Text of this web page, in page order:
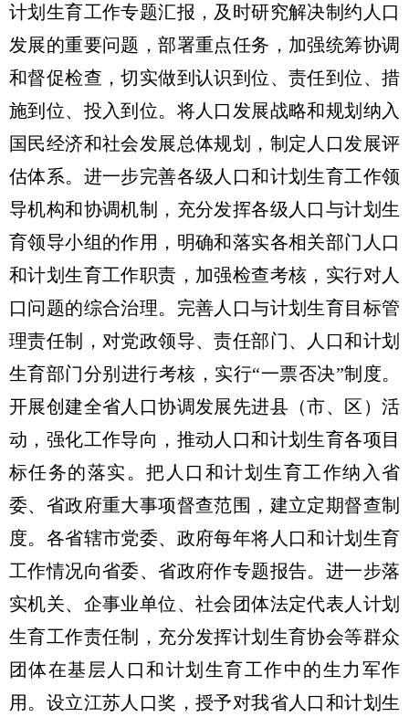
计划生育工作专题汇报，及时研究解决制约人口
发展的重要问题，部署重点任务，加强统筹协调
和督促检查，切实做到认识到位、责任到位、措
施到位、投入到位。将人口发展战略和规划纳入
国民经济和社会发展总体规划，制定人口发展评
估体系。进一步完善各级人口和计划生育工作领
导机构和协调机制，充分发挥各级人口与计划生
育领导小组的作用，明确和落实各相关部门人口
和计划生育工作职责，加强检查考核，实行对人
口问题的综合治理。完善人口与计划生育目标管
理责任制，对党政领导、责任部门、人口和计划
生育部门分别进行考核，实行“一票否决”制度。
开展创建全省人口协调发展先进县（市、区）活
动，强化工作导向，推动人口和计划生育各项目
标任务的落实。把人口和计划生育工作纳入省
委、省政府重大事项督查范围，建立定期督查制
度。各省辖市党委、政府每年将人口和计划生育
工作情况向省委、省政府作专题报告。进一步落
实机关、企事业单位、社会团体法定代表人计划
生育工作责任制，充分发挥计划生育协会等群众
团体在基层人口和计划生育工作中的生力军作
用。设立江苏人口奖，授予对我省人口和计划生